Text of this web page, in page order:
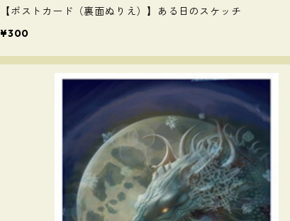
【ポストカード（裏面ぬりえ）】ある日のスケッチ
¥300